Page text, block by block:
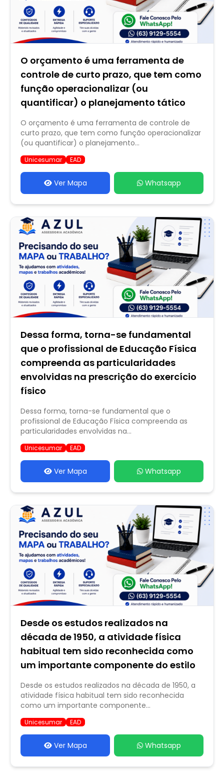
O orçamento é uma ferramenta de
controle de curto prazo, que tem como
função operacionalizar (ou
quantificar) o planejamento tático
O orçamento é uma ferramenta de controle de
curto prazo, que tem como função operacionalizar
(ou quantificar) o planejamento...
Unicesumar EAD
Ver Mapa Whatsapp
Dessa forma, torna-se fundamental
que o profissional de Educação Física
compreenda as particularidades
envolvidas na prescrição do exercício
físico
Dessa forma, torna-se fundamental que o
profissional de Educação Física compreenda as
particularidades envolvidas na...
Unicesumar EAD
Ver Mapa Whatsapp
Desde os estudos realizados na
década de 1950, a atividade física
habitual tem sido reconhecida como
um importante componente do estilo
Desde os estudos realizados na década de 1950, a
atividade física habitual tem sido reconhecida
como um importante componente...
Unicesumar EAD
Ver Mapa Whatsapp